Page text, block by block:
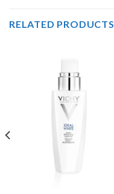
RELATED PRODUCTS